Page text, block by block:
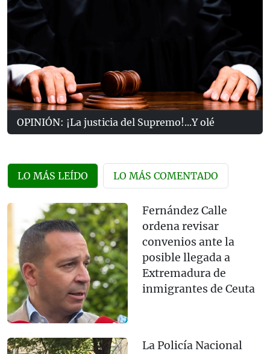
OPINIÓN: ¡La justicia del Supremo!...Y olé
LO MÁS LEÍDO LO MÁS COMENTADO
Fernández Calle
ordena revisar
convenios ante la
posible llegada a
Extremadura de
inmigrantes de Ceuta
La Policía Nacional